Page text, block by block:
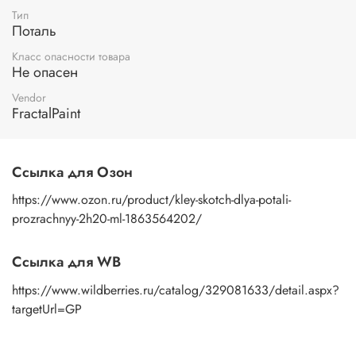
Тип
Поталь
Класс опасности товара
Не опасен
Vendor
FractalPaint
Ссылка для Озон
https://www.ozon.ru/product/kley-skotch-dlya-potali-
prozrachnyy-2h20-ml-1863564202/
Ссылка для WB
https://www.wildberries.ru/catalog/329081633/detail.aspx?
targetUrl=GP